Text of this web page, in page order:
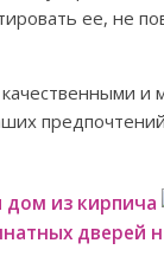
ее, не
и
из кирпича
дверей